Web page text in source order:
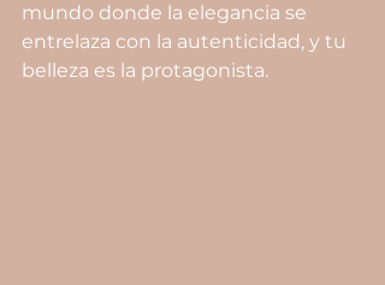
mundo donde la elegancia se
entrelaza con la autenticidad, y tu
belleza es la protagonista.